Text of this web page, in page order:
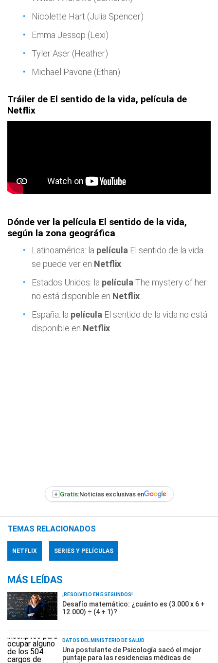
Nicolette Hart (Julia Spencer)
Emma Jessop (Lexi)
Tyler Aser (Heather)
Michael Pavone (Ethan)
Tráiler de El sentido de la vida, película de
Netflix
Dónde ver la película El sentido de la vida,
según la zona geográfica
Latinoamérica: la película El sentido de la vida
se puede ver en Netflix.
Estados Unidos: la películaThe mystery of her
no está disponible en Netflix.
España: la película El sentido de la vida no está
disponible en Netflix.
+ Gratis:Noticias exclusivas en
TEMAS RELACIONADOS
NETFLIX SERIES Y PELÍCULAS
MÁS LEÍDAS
¡RESOLVELO EN 5 SEGUNDOS!
Desafío matemático: ¿cuánto es (3.000 x 6 +
12.000) ÷ (4 + 1)?
DATOS DEL MINISTERIO DE SALUD
Una postulante de Psicología sacó el mejor
puntaje para las residencias médicas de